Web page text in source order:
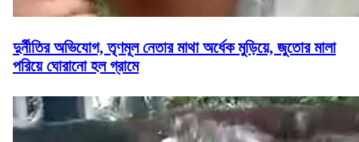
দুর্নীতির অভিযোগ, তৃণমূল নেতার মাথা অর্ধেক মুড়িয়ে, জুতোর মালা
পরিয়ে ঘোরানো হল গ্রামে